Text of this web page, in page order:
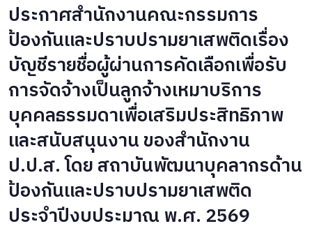
ประกาศสำนักงานคณะกรรมการ
ป้องกันและปราบปรามยาเสพติดเรื่อง
บัญชีรายชื่อผู้ผ่านการคัดเลือกเพื่อรับ
การจัดจ้างเป็นลูกจ้างเหมาบริการ
บุคคลธรรมดาเพื่อเสริมประสิทธิภาพ
และสนับสนุนงาน ของสำนักงาน
ป.ป.ส. โดย สถาบันพัฒนาบุคลากรด้าน
ป้องกันและปราบปรามยาเสพติด
ประจำปีงบประมาณ พ.ศ. 2569